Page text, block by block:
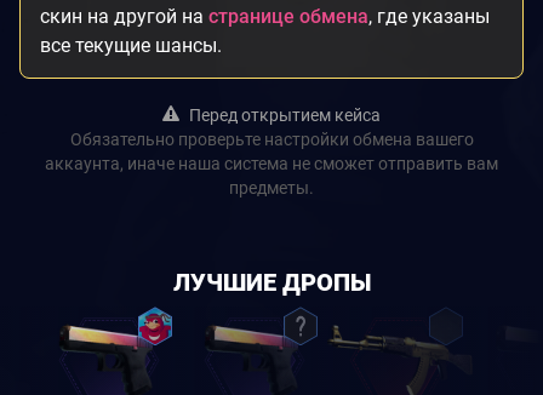
скин на другой на странице обмена, где указаны
все текущие шансы.
Перед открытием кейса
Обязательно проверьте настройки обмена вашего
аккаунта, иначе наша система не сможет отправить вам
предметы.
ЛУЧШИЕ ДРОПЫ